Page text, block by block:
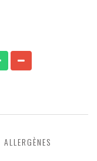
ALLERGÈNES